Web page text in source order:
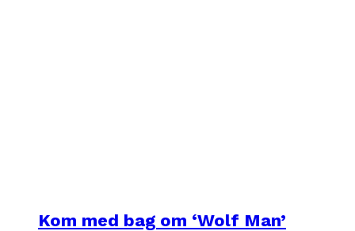
Kom med bag om ‘Wolf Man’